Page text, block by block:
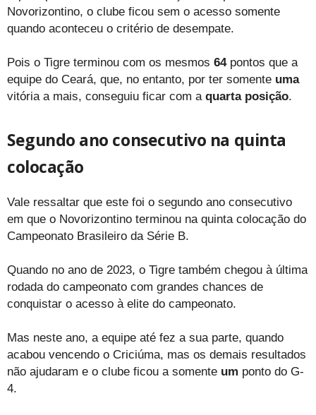
Novorizontino, o clube ficou sem o acesso somente
quando aconteceu o critério de desempate.
Pois o Tigre terminou com os mesmos 64 pontos que a
equipe do Ceará, que, no entanto, por ter somente uma
vitória a mais, conseguiu ficar com a quarta posição.
Segundo ano consecutivo na quinta
colocação
Vale ressaltar que este foi o segundo ano consecutivo
em que o Novorizontino terminou na quinta colocação do
Campeonato Brasileiro da Série B.
Quando no ano de 2023, o Tigre também chegou à última
rodada do campeonato com grandes chances de
conquistar o acesso à elite do campeonato.
Mas neste ano, a equipe até fez a sua parte, quando
acabou vencendo o Criciúma, mas os demais resultados
não ajudaram e o clube ficou a somente um ponto do G-
4.